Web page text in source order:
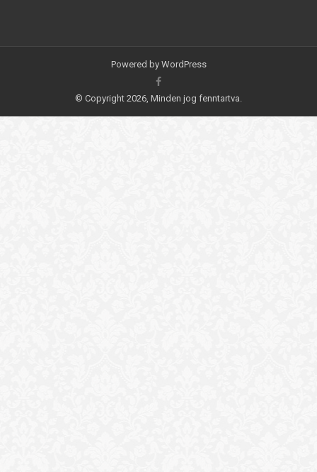
Powered by WordPress
© Copyright 2026, Minden jog fenntartva.